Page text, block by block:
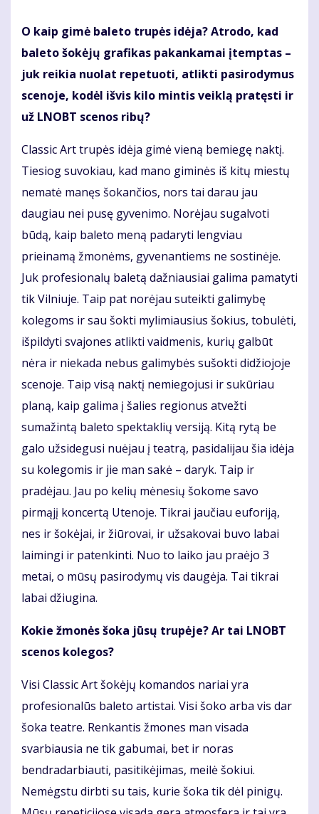
O kaip gimė baleto trupės idėja? Atrodo, kad
baleto šokėjų grafikas pakankamai įtemptas –
juk reikia nuolat repetuoti, atlikti pasirodymus
scenoje, kodėl išvis kilo mintis veiklą pratęsti ir
už LNOBT scenos ribų?
Classic Art trupės idėja gimė vieną bemiegę naktį.
Tiesiog suvokiau, kad mano giminės iš kitų miestų
nematė manęs šokančios, nors tai darau jau
daugiau nei pusę gyvenimo. Norėjau sugalvoti
būdą, kaip baleto meną padaryti lengviau
prieinamą žmonėms, gyvenantiems ne sostinėje.
Juk profesionalų baletą dažniausiai galima pamatyti
tik Vilniuje. Taip pat norėjau suteikti galimybę
kolegoms ir sau šokti mylimiausius šokius, tobulėti,
išpildyti svajones atlikti vaidmenis, kurių galbūt
nėra ir niekada nebus galimybės sušokti didžiojoje
scenoje. Taip visą naktį nemiegojusi ir sukūriau
planą, kaip galima į šalies regionus atvežti
sumažintą baleto spektaklių versiją. Kitą rytą be
galo užsidegusi nuėjau į teatrą, pasidalijau šia idėja
su kolegomis ir jie man sakė – daryk. Taip ir
pradėjau. Jau po kelių mėnesių šokome savo
pirmąjį koncertą Utenoje. Tikrai jaučiau euforiją,
nes ir šokėjai, ir žiūrovai, ir užsakovai buvo labai
laimingi ir patenkinti. Nuo to laiko jau praėjo 3
metai, o mūsų pasirodymų vis daugėja. Tai tikrai
labai džiugina.
Kokie žmonės šoka jūsų trupėje? Ar tai LNOBT
scenos kolegos?
Visi Classic Art šokėjų komandos nariai yra
profesionalūs baleto artistai. Visi šoko arba vis dar
šoka teatre. Renkantis žmones man visada
svarbiausia ne tik gabumai, bet ir noras
bendradarbiauti, pasitikėjimas, meilė šokiui.
Nemėgstu dirbti su tais, kurie šoka tik dėl pinigų.